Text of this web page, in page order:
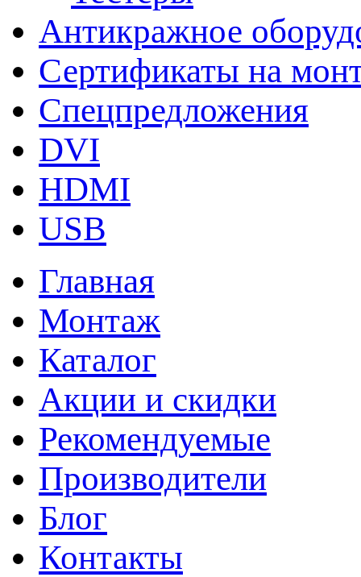
Антикражное
Сертификаты на
Спецпредложения
DVI
HDMI
USB
Главная
Монтаж
Каталог
Акции и скидки
Рекомендуемые
Производители
Блог
Контакты